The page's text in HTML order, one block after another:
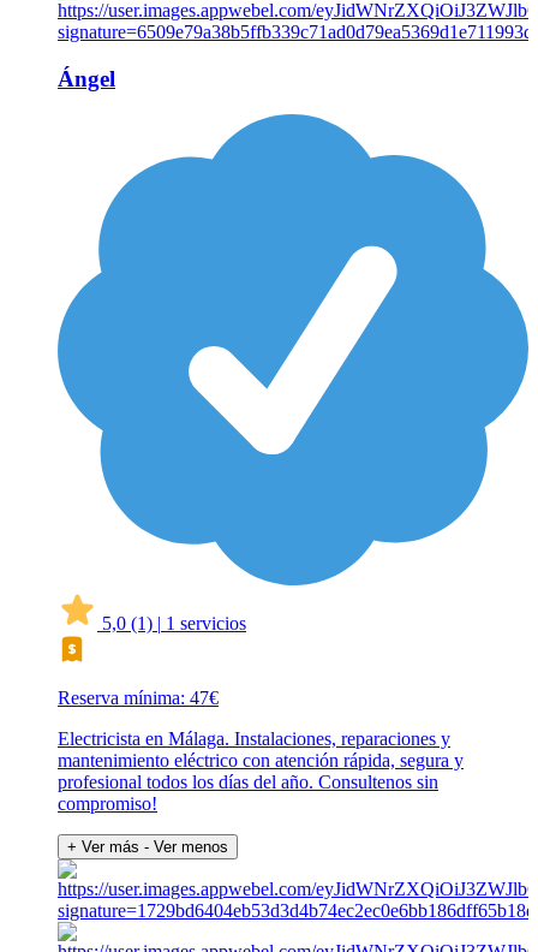
Ángel
5,0 (1) | 1 servicios
Reserva mínima: 47€
Electricista en Málaga. Instalaciones, reparaciones y
mantenimiento eléctrico con atención rápida, segura y
profesional todos los días del año. Consultenos sin
compromiso!
+ Ver más - Ver menos